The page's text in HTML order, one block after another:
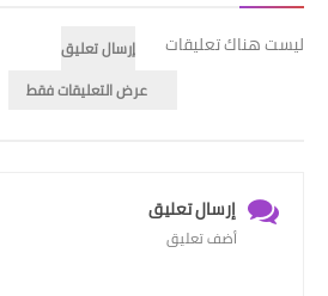
ليست هناك تعليقات
إرسال تعليق
عرض التعليقات فقط
إرسال تعليق
أضف تعليق